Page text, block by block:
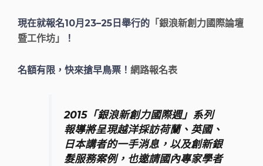
現在就報名10月23–25日舉行的 「銀浪新創力國際論壇
暨工作坊」
！
名額有限，快來搶早鳥票！ 網路報名表
2015「銀浪新創力國際週」系列
報導將呈現越洋採訪荷蘭、英國、
日本講者的一手消息，以及創新銀
髮服務案例，也邀請國內專家學者